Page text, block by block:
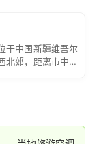
、散香。
于中国新疆维吾尔
北郊，距离市中心